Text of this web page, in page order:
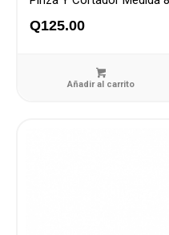
Q125.00
Añadir al carrito